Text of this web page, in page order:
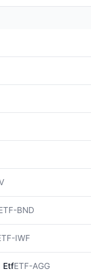
BND
IWF
EtfETF-AGG